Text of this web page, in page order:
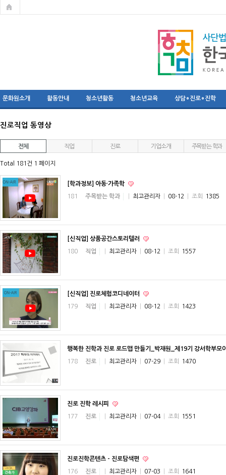
문화원소개 활동안내 청소년활동 청소년교육 상담∘진로∘진학
진로직업 동영상
전체 직업 진로 기업소개 주목받는 학과
Total 181건 1 페이지
[학과정보] 아동·가족학
181 주목받는 학과 최고관리자 08-12 조회 1385
[신직업] 상품공간스토리텔러
180 직업 최고관리자 08-12 조회 1557
[신직업] 진로체험코디네이터
179 직업 최고관리자 08-12 조회 1423
행복한 진학과 진로 로드맵 만들기_박재원_제19기 강서학부모
178 진로 최고관리자 07-29 조회 1470
진로 진학 레시피
177 진로 최고관리자 07-04 조회 1551
진로진학콘텐츠 - 진로탐색편
176 진로 최고관리자 07-03 조회 1641